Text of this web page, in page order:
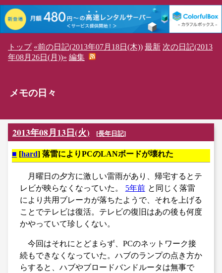
トップ «前の日記(2013年07月18日(木)) 最新 次の日記(2013
年08月26日(月))» 編集
メモの日々
2013年08月13日(火) [長年日記]
■ [hard] 落雷によりPCのLANボードが壊れた
月曜日の夕方に激しい雷雨があり、帰宅するとテ
レビが映らなくなっていた。
5年前 と同じく落雷
により共用ブレーカが落ちたようで、それを上げる
ことでテレビは復活。テレビの復旧はあの後も何度
かやっていて珍しくない。
今回はそれにとどまらず、PCのネットワーク接
続もできなくなっていた。ハブのランプの点き方か
らすると、ハブやブロードバンドルータは無事で